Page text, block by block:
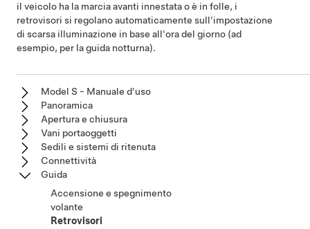
il veicolo ha la marcia avanti innestata o è in folle, i
retrovisori si regolano automaticamente sull'impostazione
di scarsa illuminazione in base all'ora del giorno (ad
esempio, per la guida notturna).
Model S - Manuale d'uso
Panoramica
Apertura e chiusura
Vani portaoggetti
Sedili e sistemi di ritenuta
Connettività
Guida
Accensione e spegnimento
volante
Retrovisori